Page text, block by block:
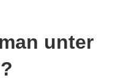
unter